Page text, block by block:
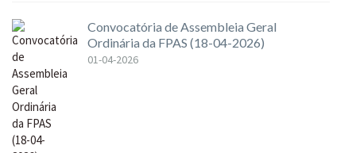
Convocatória de Assembleia Geral
Ordinária da FPAS (18-04-2026)
01-04-2026